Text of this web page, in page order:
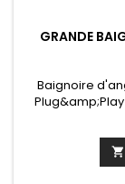
GRANDE
Baignoire
Plug&amp;Play
constitués de
matériau que la
